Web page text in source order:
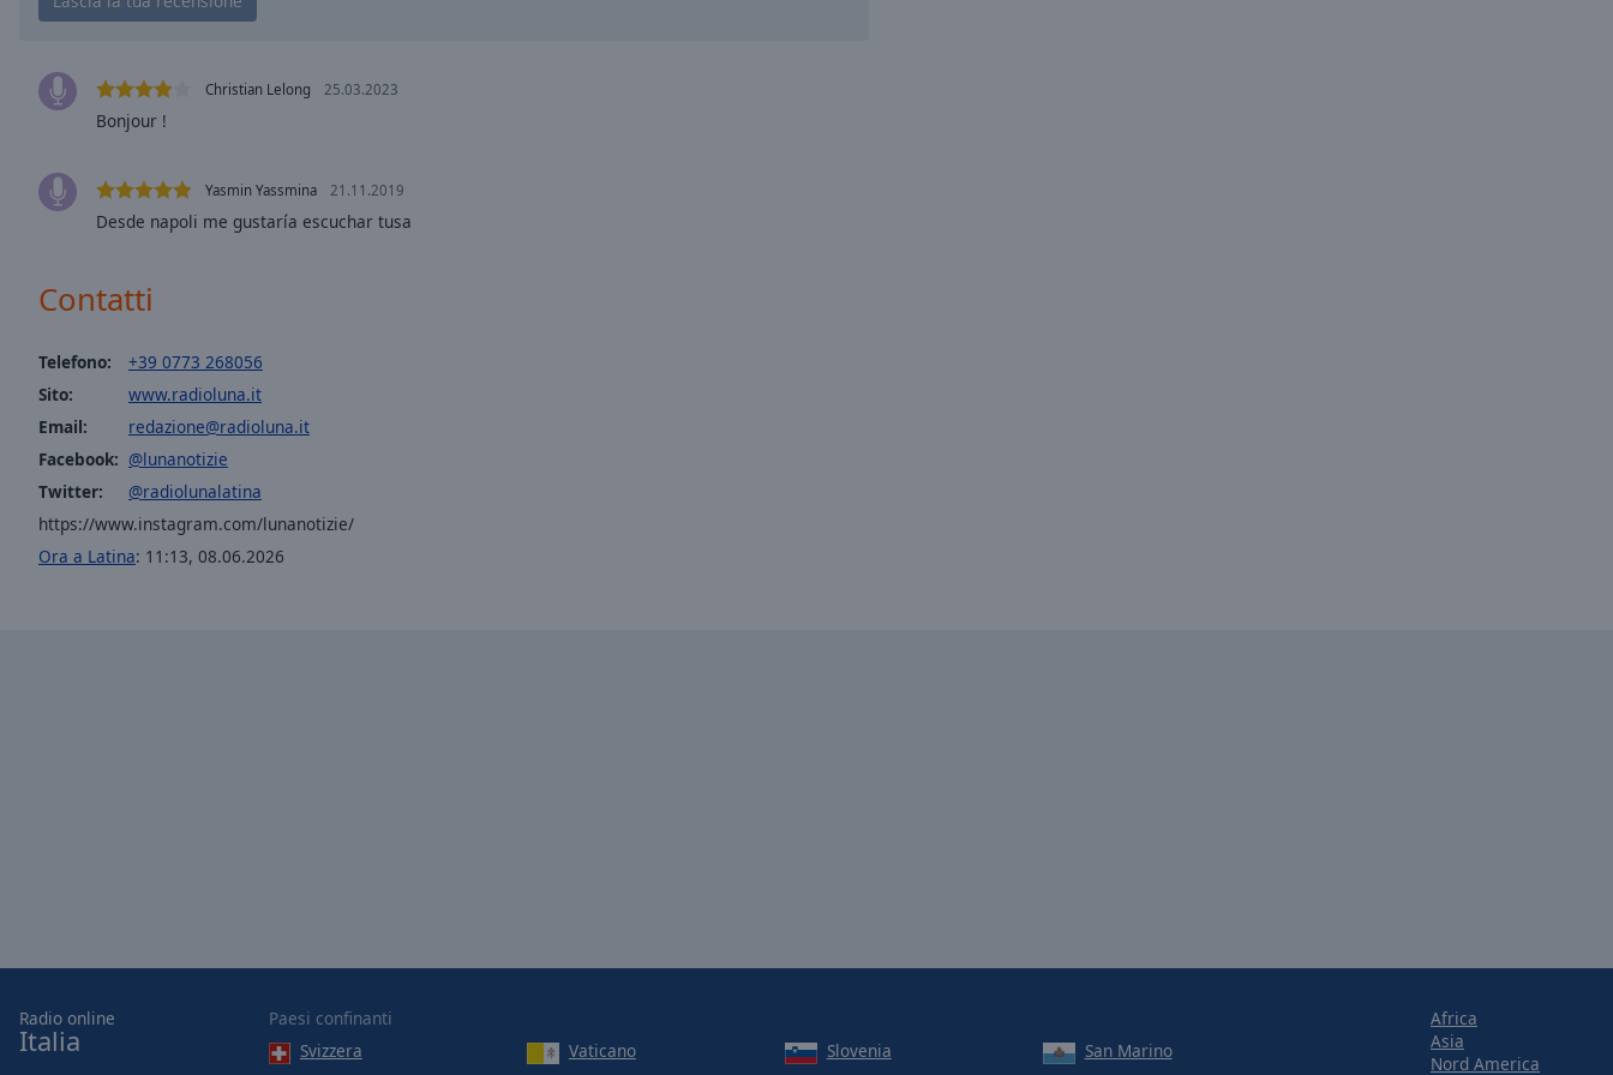
Color
Caption
Area
Background
Color
Opacity
Modal
Dialog
Christian Lelong 25.03.2023
Bonjour !
Yasmin Yassmina 21.11.2019
Desde napoli me gustaría escuchar tusa
Contatti
Telefono:
+39 0773 268056
Sito:
www.radioluna.it
Email:
redazione@radioluna.it
Facebook: @lunanotizie
Twitter:
@radiolunalatina
https://www.instagram.com/lunanotizie/
Ora a Latina: 11:13, 08.06.2026
Radio online
Italia
Paesi confinanti
Svizzera
Vaticano Slovenia San Marino
Africa
Asia
Nord America